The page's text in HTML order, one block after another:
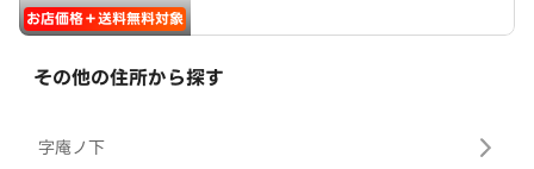
お店価格＋送料無料対象
その他の住所から探す
字庵ノ下